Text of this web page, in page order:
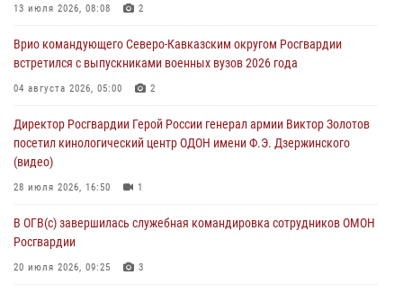
участником патриотического проекта «Дорогой Ломоносова —
08 августа 2026, 07:00 2
В Москве росгвардейцы оказали помощь медикам и девушке с
08 августа 2026, 06:32 1
13 июля 2026, 08:08 2
Врио командующего Северо-Кавказским округом Росгвардии
встретился с выпускниками военных вузов 2026 года
04 августа 2026, 05:00 2
Директор Росгвардии Герой России генерал армии Виктор Золотов
посетил кинологический центр ОДОН имени Ф.Э. Дзержинского
(видео)
28 июля 2026, 16:50 1
В ОГВ(с) завершилась служебная командировка сотрудников ОМОН
Росгвардии
20 июля 2026, 09:25 3